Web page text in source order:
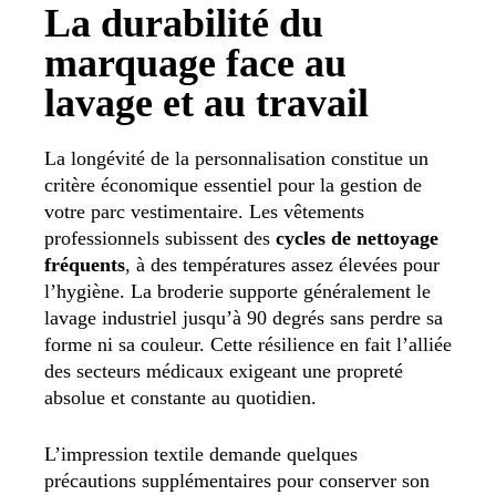
La durabilité du
marquage face au
lavage et au travail
La longévité de la personnalisation constitue un
critère économique essentiel pour la gestion de
votre parc vestimentaire. Les vêtements
professionnels subissent des cycles de nettoyage
fréquents, à des températures assez élevées pour
l’hygiène. La broderie supporte généralement le
lavage industriel jusqu’à 90 degrés sans perdre sa
forme ni sa couleur. Cette résilience en fait l’alliée
des secteurs médicaux exigeant une propreté
absolue et constante au quotidien.
L’impression textile demande quelques
précautions supplémentaires pour conserver son